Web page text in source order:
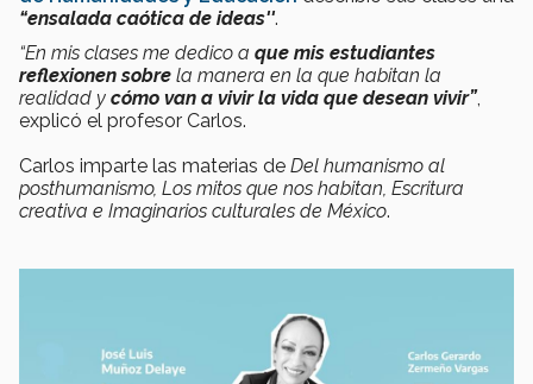
“ensalada caótica de ideas''.
“En mis clases me dedico a que mis estudiantes
reflexionen sobre la manera en la que habitan la
realidad y cómo van a vivir la vida que desean vivir”,
explicó el profesor Carlos.
Carlos imparte las materias de Del humanismo al
posthumanismo, Los mitos que nos habitan, Escritura
creativa e Imaginarios culturales de México.